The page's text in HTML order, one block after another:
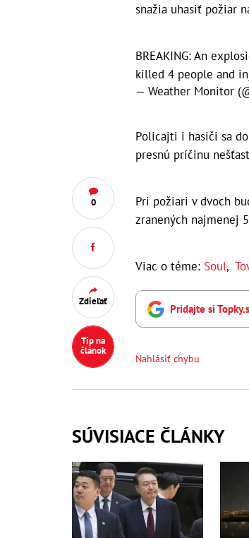
0
Zdieľať
Tip na
článok
snažia uhasiť požiar
BREAKING: An
killed 4 people and
— Weather Monitor
Policajti i hasiči sa
presnú príčinu
Pri požiari v dvoch
zranených najmenej
Viac o téme: Soul,
Pridajte si
Nahlásiť chybu
SÚVISIACE ČLÁNKY